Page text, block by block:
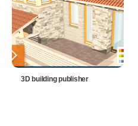
3D building publisher